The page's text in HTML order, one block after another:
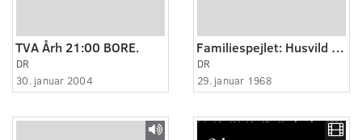
TVA Årh 21:00 BORE.
DR
30. januar 2004
Familiespejlet: Husvild uden forsorg
DR
29. januar 1968